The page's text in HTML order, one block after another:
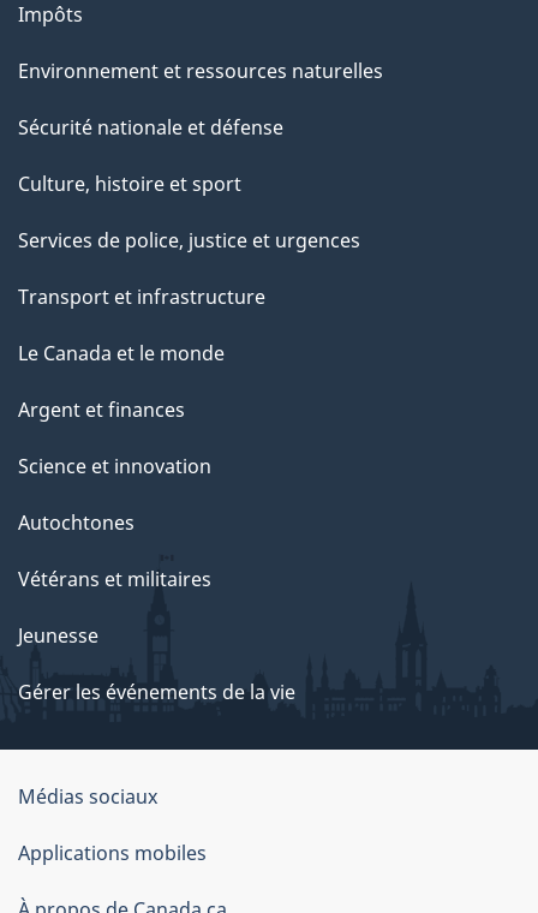
c
e
t
e
a
g
Impôts
Environnement et ressources naturelles
Sécurité nationale et défense
Culture, histoire et sport
Services de police, justice et urgences
Transport et infrastructure
Le Canada et le monde
Argent et finances
Science et innovation
Autochtones
Vétérans et militaires
Jeunesse
Gérer les événements de la vie
Organisation
du
gouvernement
Médias sociaux
Applications mobiles